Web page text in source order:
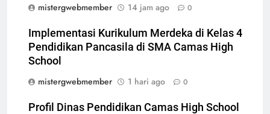
mistergwebmember
14 jam ago 0
Implementasi Kurikulum Merdeka di Kelas 4
Pendidikan Pancasila di SMA Camas High
School
mistergwebmember
1 hari ago 0
Profil Dinas Pendidikan Camas High School